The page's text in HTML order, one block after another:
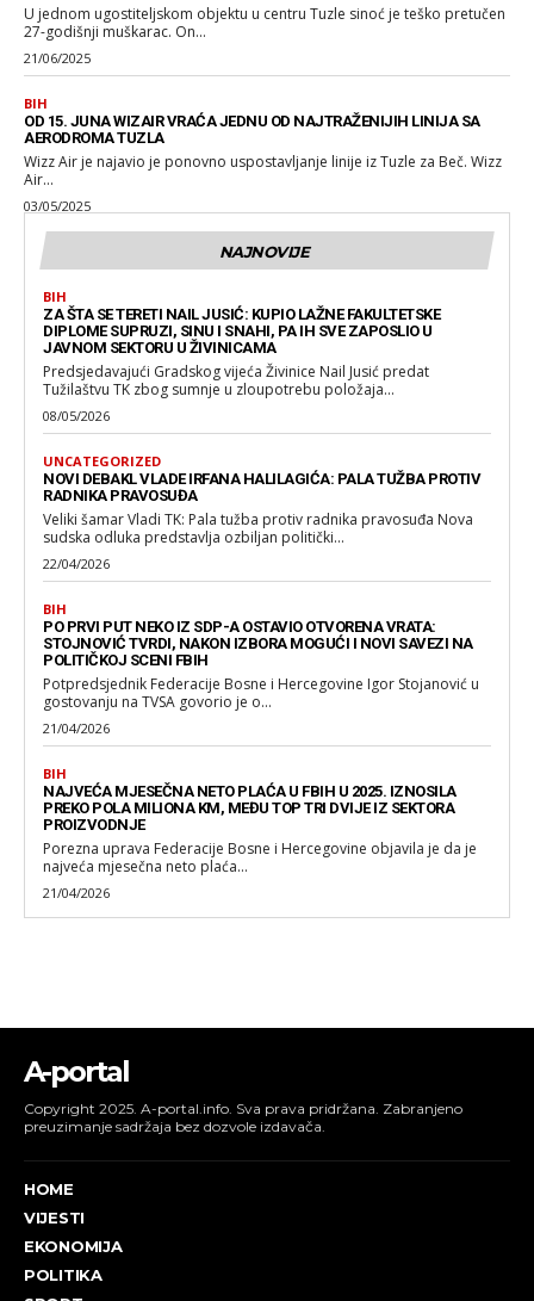
U jednom ugostiteljskom objektu u centru Tuzle sinoć je teško pretučen
27-godišnji muškarac. On...
21/06/2025
BIH
OD 15. JUNA WIZAIR VRAĆA JEDNU OD NAJTRAŽENIJIH LINIJA SA
AERODROMA TUZLA
Wizz Air je najavio je ponovno uspostavljanje linije iz Tuzle za Beč. Wizz
Air...
03/05/2025
NAJNOVIJE
BIH
ZA ŠTA SE TERETI NAIL JUSIĆ: KUPIO LAŽNE FAKULTETSKE
DIPLOME SUPRUZI, SINU I SNAHI, PA IH SVE ZAPOSLIO U
JAVNOM SEKTORU U ŽIVINICAMA
Predsjedavajući Gradskog vijeća Živinice Nail Jusić predat
Tužilaštvu TK zbog sumnje u zloupotrebu položaja...
08/05/2026
UNCATEGORIZED
NOVI DEBAKL VLADE IRFANA HALILAGIĆA: PALA TUŽBA PROTIV
RADNIKA PRAVOSUĐA
Veliki šamar Vladi TK: Pala tužba protiv radnika pravosuđa Nova
sudska odluka predstavlja ozbiljan politički...
22/04/2026
BIH
PO PRVI PUT NEKO IZ SDP-A OSTAVIO OTVORENA VRATA:
STOJNOVIĆ TVRDI, NAKON IZBORA MOGUĆI I NOVI SAVEZI NA
POLITIČKOJ SCENI FBIH
Potpredsjednik Federacije Bosne i Hercegovine Igor Stojanović u
gostovanju na TVSA govorio je o...
21/04/2026
BIH
NAJVEĆA MJESEČNA NETO PLAĆA U FBIH U 2025. IZNOSILA
PREKO POLA MILIONA KM, MEĐU TOP TRI DVIJE IZ SEKTORA
PROIZVODNJE
Porezna uprava Federacije Bosne i Hercegovine objavila je da je
najveća mjesečna neto plaća...
21/04/2026
A-portal
Copyright 2025. A-portal.info. Sva prava pridržana. Zabranjeno
preuzimanje sadržaja bez dozvole izdavača.
HOME
VIJESTI
EKONOMIJA
POLITIKA